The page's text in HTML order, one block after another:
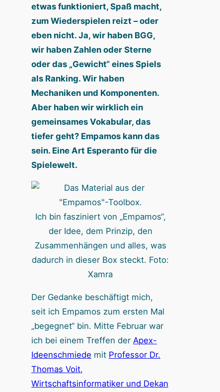
etwas funktioniert, Spaß macht,
zum Wiederspielen reizt – oder
eben nicht. Ja, wir haben BGG,
wir haben Zahlen oder Sterne
oder das „Gewicht“ eines Spiels
als Ranking. Wir haben
Mechaniken und Komponenten.
Aber haben wir wirklich ein
gemeinsames Vokabular, das
tiefer geht? Empamos kann das
sein. Eine Art Esperanto für die
Spielewelt.
Ich bin fasziniert von „Empamos“,
der Idee, dem Prinzip, den
Zusammenhängen und alles, was
dadurch in dieser Box steckt. Foto:
Xamra
Der Gedanke beschäftigt mich,
seit ich Empamos zum ersten Mal
„begegnet“ bin. Mitte Februar war
ich bei einem Treffen der Apex-
Ideenschmiede mit Professor Dr.
Thomas Voit,
Wirtschaftsinformatiker und Dekan